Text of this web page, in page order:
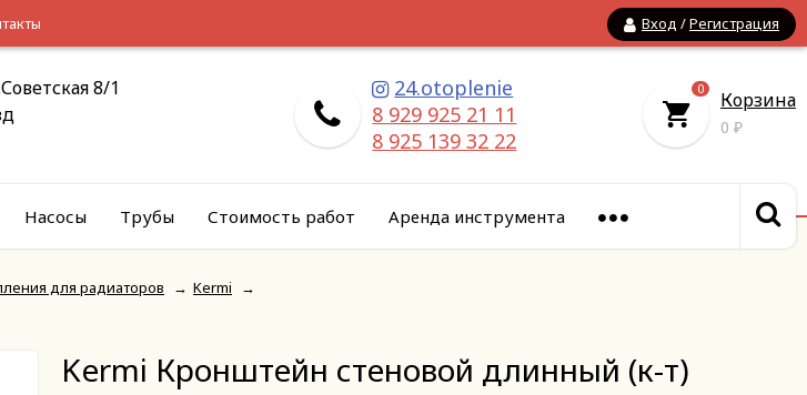
Вход /Регистрация
8/1
24.otoplenie
8 929 925 21 11
8 925 139 32 22
0 Корзина
0 ₽
Насосы Трубы Стоимость работ Аренда инструмента
для радиаторов → Kermi
→
Kermi Кронштейн стеновой длинный (к-т)